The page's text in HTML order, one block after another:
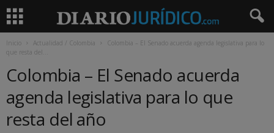
Inicio Actualidad / Colombia
Colombia – El Senado acuerda agenda legislativa para lo
que resta del...
Colombia – El Senado acuerda
agenda legislativa para lo que
resta del año